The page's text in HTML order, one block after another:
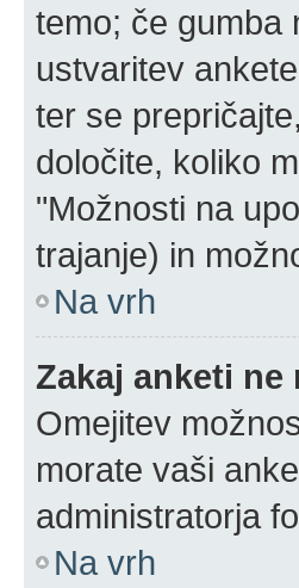
temo; če gumba
ustvaritev
ter se
določite, koliko
"Možnosti na
trajanje) in
Na vrh
Zakaj anketi
Omejitev
morate vaši
administratorja
Na vrh